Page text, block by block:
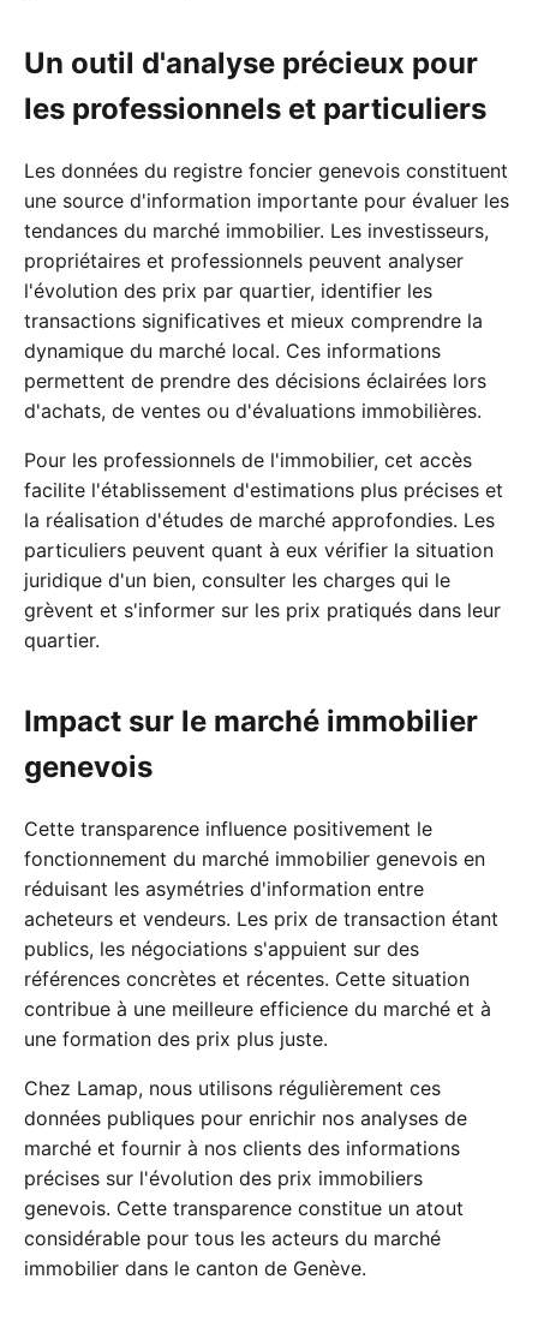
Un outil d'analyse précieux pour
les professionnels et particuliers
Les données du registre foncier genevois constituent
une source d'information importante pour évaluer les
tendances du marché immobilier. Les investisseurs,
propriétaires et professionnels peuvent analyser
l'évolution des prix par quartier, identifier les
transactions significatives et mieux comprendre la
dynamique du marché local. Ces informations
permettent de prendre des décisions éclairées lors
d'achats, de ventes ou d'évaluations immobilières.
Pour les professionnels de l'immobilier, cet accès
facilite l'établissement d'estimations plus précises et
la réalisation d'études de marché approfondies. Les
particuliers peuvent quant à eux vérifier la situation
juridique d'un bien, consulter les charges qui le
grèvent et s'informer sur les prix pratiqués dans leur
quartier.
Impact sur le marché immobilier
genevois
Cette transparence influence positivement le
fonctionnement du marché immobilier genevois en
réduisant les asymétries d'information entre
acheteurs et vendeurs. Les prix de transaction étant
publics, les négociations s'appuient sur des
références concrètes et récentes. Cette situation
contribue à une meilleure efficience du marché et à
une formation des prix plus juste.
Chez Lamap, nous utilisons régulièrement ces
données publiques pour enrichir nos analyses de
marché et fournir à nos clients des informations
précises sur l'évolution des prix immobiliers
genevois. Cette transparence constitue un atout
considérable pour tous les acteurs du marché
immobilier dans le canton de Genève.